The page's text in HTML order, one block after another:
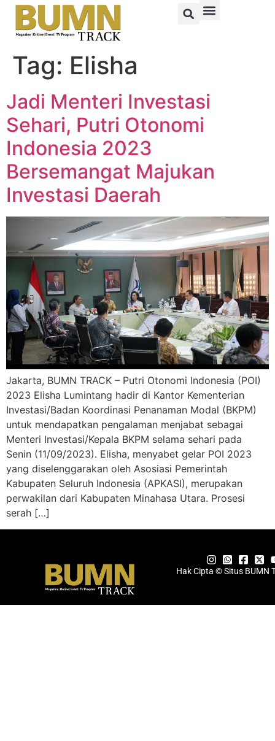
Tag: Elisha
Jadi Menteri Investasi
Sehari, Putri Otonomi
Indonesia 2023
Bersemangat Majukan
Investasi Daerah
Jakarta, BUMN TRACK – Putri Otonomi Indonesia (POI)
2023 Elisha Lumintang hadir di Kantor Kementerian
Investasi/Badan Koordinasi Penanaman Modal (BKPM)
untuk mendapatkan pengalaman menjabat sebagai
Menteri Investasi/Kepala BKPM selama sehari pada
Senin (11/09/2023). Elisha, menyabet gelar POI 2023
yang diselenggarakan oleh Asosiasi Pemerintah
Kabupaten Seluruh Indonesia (APKASI), merupakan
perwakilan dari Kabupaten Minahasa Utara. Prosesi
serah […]
Hak Cipta © Situs BUMN